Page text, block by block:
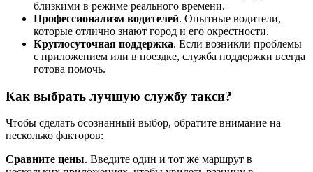
близкими в режиме реального времени.
Профессионализм водителей. Опытные водители,
которые отлично знают город и его окрестности.
Круглосуточная поддержка. Если возникли проблемы
с приложением или в поездке, служба поддержки всегда
готова помочь.
Как выбрать лучшую службу такси?
Чтобы сделать осознанный выбор, обратите внимание на
несколько факторов:
Сравните цены. Введите один и тот же маршрут в